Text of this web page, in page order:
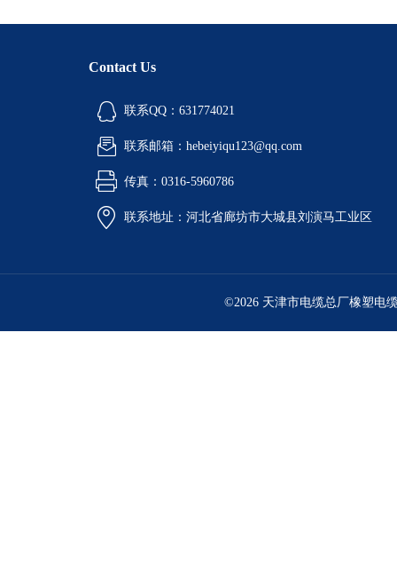
Contact Us
联系QQ：631774021
联系邮箱：hebeiyiqu123@qq.com
传真：0316-5960786
联系地址：河北省廊坊市大城县刘演马工业区
©2026 天津市电缆总厂橡塑电